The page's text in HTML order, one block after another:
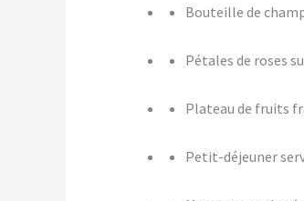
Bouteille de
Pétales de roses
Plateau de fruits
Petit-déjeuner